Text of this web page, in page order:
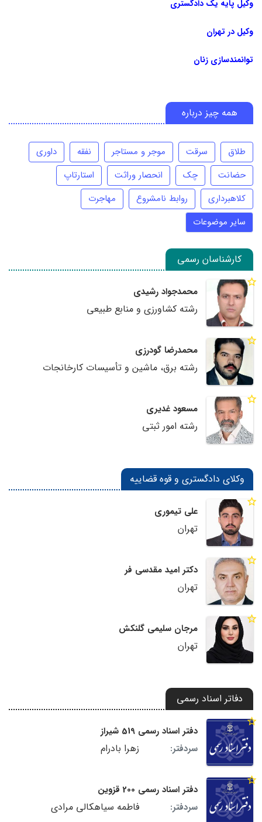
وکیل پایه یک دادگستری
وکیل در تهران
توانمندسازی زنان
همه چیز درباره
طلاق سرقت موجر و مستاجر نفقه
داوری
حضانت
چک انحصار وراثت
استارتاپ
کلاهبرداری
روابط نامشروع
مهاجرت
سایر موضوعات
کارشناسان رسمی
محمدجواد رشیدی
رشته کشاورزی و منابع طبیعی
محمدرضا گودرزی
رشته برق، ماشین و تأسیسات کارخانجات
مسعود غدیری
رشته امور ثبتی
وکلای دادگستری و قوه قضاییه
علی تیموری
تهران
دکتر امید مقدسی فر
تهران
مرجان سلیمی گلنکش
تهران
دفاتر اسناد رسمی
دفتر اسناد رسمی 519 شیراز
سردفتر:
زهرا بادرام
دفتر اسناد رسمی 200 قزوین
سردفتر:
فاطمه سیاهکالی مرادی